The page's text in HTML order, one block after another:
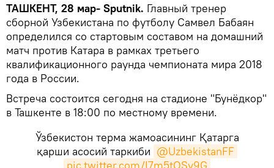
ТАШКЕНТ, 28 мар- Sputnik. Главный тренер
сборной Узбекистана по футболу Самвел Бабаян
определился со стартовым составом на домашний
матч против Катара в рамках третьего
квалификационного раунда чемпионата мира 2018
года в России.
Встреча состоится сегодня на стадионе "Бунёдкор"
в Ташкенте в 18:00 по местному времени.
Ўзбекистон терма жамоасининг Қатарга
қарши асосий таркиби @UzbekistanFF
pic.twitter.com/I7m5tOSv9G